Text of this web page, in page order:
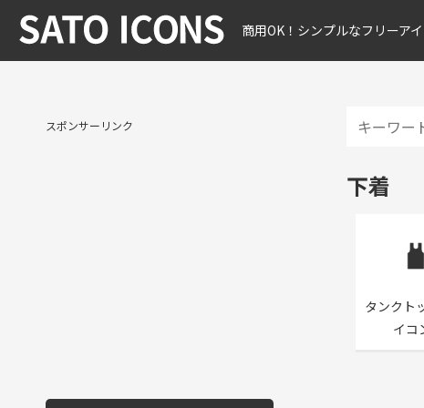
商用OK！シンプルなフリーア
スポンサーリンク
下着
タンクト
イコ